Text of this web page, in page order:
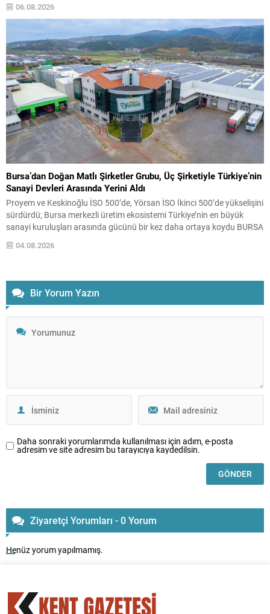
belirliyor. Bu düzenlemeyle, 2027...
06.08.2026
Bursa’dan Doğan Matlı Şirketler Grubu, Üç Şirketiyle Türkiye’nin
Sanayi Devleri Arasında Yerini Aldı
Proyem ve Keskinoğlu İSO 500’de, Yörsan İSO İkinci 500’de yükselişini
sürdürdü; Bursa merkezli üretim ekosistemi Türkiye’nin en büyük
sanayi kuruluşları arasında gücünü bir kez daha ortaya koydu BURSA
– Türkiye’nin köklü sanayi ve tarım-gıda gruplarından biri olan Matlı
Şirketler Grubu, İstanbul Sanayi Odası (İSO) tarafından açıklanan
04.08.2026
Bir Yorum Yazın
Daha sonraki yorumlarımda kullanılması için adım, e-posta
adresim ve site adresim bu tarayıcıya kaydedilsin.
Ziyaretçi Yorumları - 0 Yorum
Henüz yorum yapılmamış.